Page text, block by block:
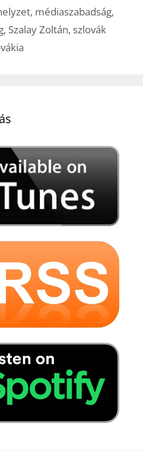
, médiaszabadság,
, Szalay Zoltán, szlovák